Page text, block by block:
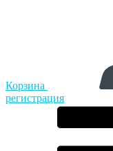
Корзина
регистрация